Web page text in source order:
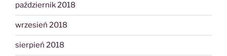
październik 2018
wrzesień 2018
sierpień 2018